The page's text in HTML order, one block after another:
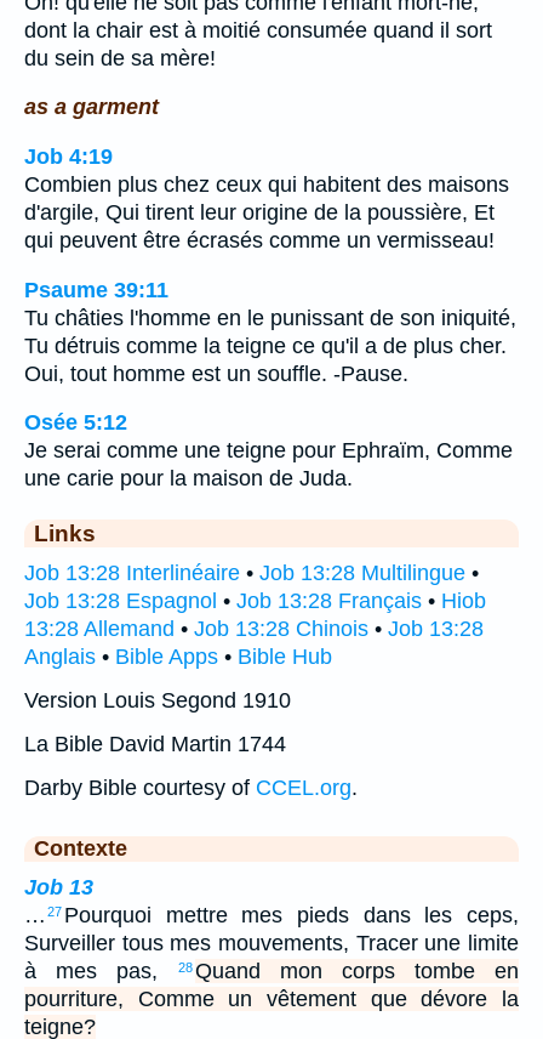
dont la chair est à moitié consumée quand il sort
du sein de sa mère!
as a garment
Job 4:19
Combien plus chez ceux qui habitent des maisons
d'argile, Qui tirent leur origine de la poussière, Et
qui peuvent être écrasés comme un vermisseau!
Psaume 39:11
Tu châties l'homme en le punissant de son iniquité,
Tu détruis comme la teigne ce qu'il a de plus cher.
Oui, tout homme est un souffle. -Pause.
Osée 5:12
Je serai comme une teigne pour Ephraïm, Comme
une carie pour la maison de Juda.
Links
Job 13:28 Interlinéaire • Job 13:28 Multilingue •
Job 13:28 Espagnol • Job 13:28 Français • Hiob
13:28 Allemand • Job 13:28 Chinois • Job 13:28
Anglais • Bible Apps • Bible Hub
Version Louis Segond 1910
La Bible David Martin 1744
Darby Bible courtesy of CCEL.org.
Contexte
Job 13
… 27 Pourquoi mettre mes pieds dans les ceps,
Surveiller tous mes mouvements, Tracer une limite
à mes pas,
28Quand mon corps tombe en
pourriture, Comme un vêtement que dévore la
teigne?